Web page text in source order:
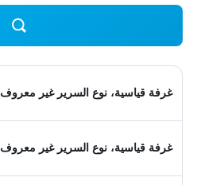
غرفة قياسية، نوع السرير غير معروف
غرفة قياسية، نوع السرير غير معروف